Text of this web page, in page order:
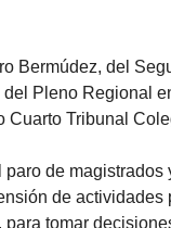
Bermúdez, del
Pleno Regional
Tribunal
de
de
tomar